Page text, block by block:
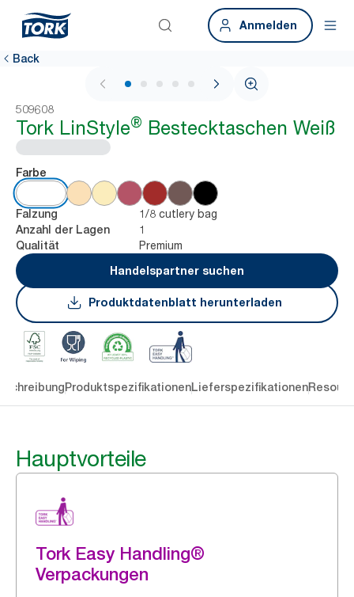
Anmelden
Back
1 / 5
509608
Tork LinStyle® Bestecktaschen Weiß
Farbe
Falzung 1/8 cutlery bag
Anzahl der Lagen 1
Qualität
Premium
Handelspartner suchen
Produktdatenblatt herunterladen
ProduktspezifikationenLieferspezifikationen
Hauptvorteile
Tork Easy Handling®
Verpackungen